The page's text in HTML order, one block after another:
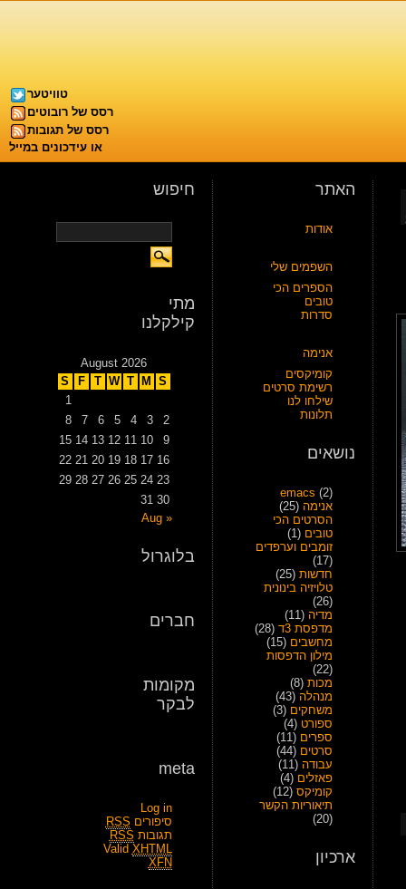
טוויטער
רסס של רובוטים
רסס של תגובות
או עידכונים במייל
האתר
אודות
השפמים שלי
הספרים הכי
טובים
סדרות
אנימה
קומיקסים
רשימת סרטים
שילחו לנו
תלונות
נושאים
emacs (2)
אנימה (25)
הסרטים הכי
טובים (1)
זומבים וערפדים
(17)
חדשות (25)
טלויזיה בינונית
(26)
מדיה (11)
מדפסת 3ד
(28)
מחשבים (15)
מילון הדפסות
(22)
מכות (8)
מנהלה (43)
משחקים (3)
ספורט (4)
ספרים (11)
סרטים (44)
עבודה (11)
פאזלים (4)
קומיקס (12)
תיאוריות הקשר
(20)
ארכיון
חיפוש
מתי
קילקלנו
August 2026
S
M
T
W
T
F
S
1
2
3
4
5
6
7
8
9
10
11
12
13
14
15
16
17
18
19
20
21
22
23
24
25
26
27
28
29
30
31
« Aug
בלוגרול
חברים
מקומות
לבקר
meta
Log in
סיפורים RSS
תגובות RSS
Valid XHTML
XFN